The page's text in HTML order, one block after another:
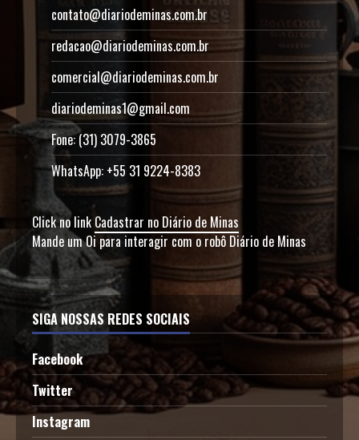
contato@diariodeminas.com.br
redacao@diariodeminas.com.br
comercial@diariodeminas.com.br
diariodeminas1@gmail.com
Fone: (31) 3079-3865
WhatsApp: +55 31 9224-8383
Click no link Cadastrar no Diário de Minas
Mande um Oi para interagir com o robô Diário de Minas
SIGA NOSSAS REDES SOCIAIS
Facebook
Twitter
Instagram